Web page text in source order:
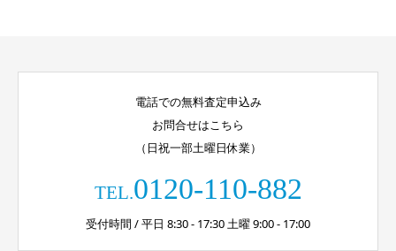
電話での無料査定申込み
お問合せはこちら
（日祝一部土曜日休業）
TEL.0120-110-882
受付時間 / 平日 8:30 - 17:30 土曜 9:00 - 17:00